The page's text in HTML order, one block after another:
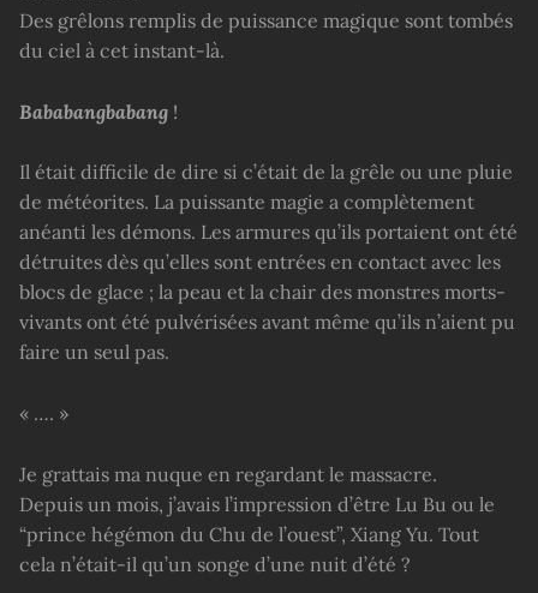
Des grêlons remplis de puissance magique sont tombés
du ciel à cet instant-là.
Bababangbabang !
Il était difficile de dire si c’était de la grêle ou une pluie
de météorites. La puissante magie a complètement
anéanti les démons. Les armures qu’ils portaient ont été
détruites dès qu’elles sont entrées en contact avec les
blocs de glace ; la peau et la chair des monstres morts-
vivants ont été pulvérisées avant même qu’ils n’aient pu
faire un seul pas.
« …. »
Je grattais ma nuque en regardant le massacre.
Depuis un mois, j’avais l’impression d’être Lu Bu ou le
“prince hégémon du Chu de l’ouest”, Xiang Yu. Tout
cela n’était-il qu’un songe d’une nuit d’été ?